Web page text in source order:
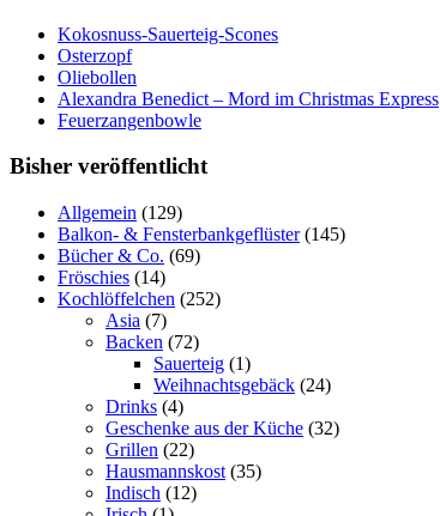
Kokosnuss-Sauerteig-Scones
Osterzopf
Oliebollen
Alexandra Benedict – Mord im Christmas Express
Feuerzangenbowle
Bisher veröffentlicht
Allgemein (129)
Balkon- & Fensterbankgeflüster(145)
Bücher & Co. (69)
Fröschies (14)
Kochlöffelchen (252)
Asia (7)
Backen (72)
Sauerteig (1)
Weihnachtsgebäck (24)
Drinks (4)
Geschenke aus der Küche (32)
Grillen (22)
Hausmannskost (35)
Indisch (12)